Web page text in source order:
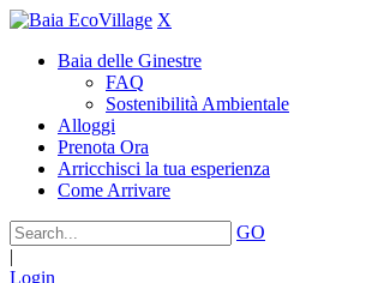
X
Baia delle Ginestre
FAQ
Sostenibilità Ambientale
Alloggi
Prenota Ora
Arricchisci la tua esperienza
Come Arrivare
GO
|
Login